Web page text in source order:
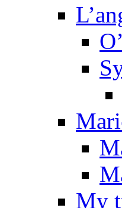
My